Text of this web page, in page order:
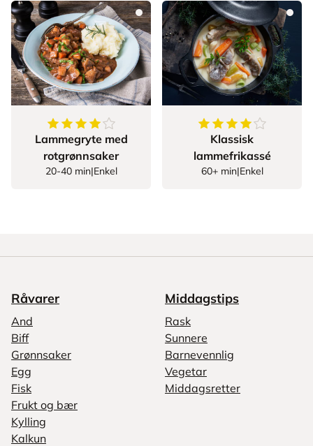
4.224137931034483
stjerner
Lammegryte med
rotgrønnsaker
20-40 min|Enkel
4.352941176470588
Klassisk
lammefrikassé
60+ min|Enkel
Råvarer
And
Biff
Grønnsaker
Egg
Fisk
Frukt og bær
Kylling
Kalkun
Middagstips
Rask
Sunnere
Barnevennlig
Vegetar
Middagsretter